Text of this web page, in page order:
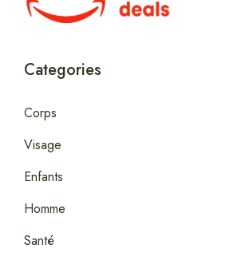
Categories
Corps
Visage
Enfants
Homme
Santé